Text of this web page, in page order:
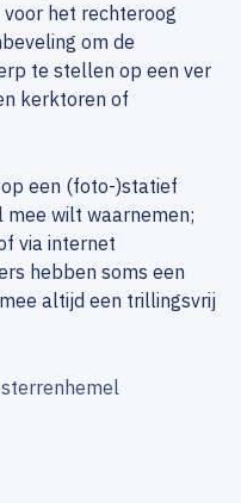
het rechteroog
om de
te stellen op een ver
kerktoren of
een (foto-)statief
wilt waarnemen;
via internet
hebben soms een
altijd een trillingsvrij